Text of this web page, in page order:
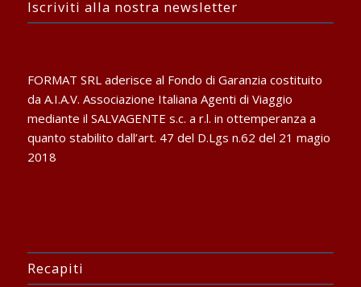
Iscriviti alla nostra newsletter
FORMAT SRL aderisce al Fondo di Garanzia costituito
da A.I.A.V. Associazione Italiana Agenti di Viaggio
mediante il SALVAGENTE s.c. a r.l. in ottemperanza a
quanto stabilito dall’art. 47 del D.Lgs n.62 del 21 magio
2018
Recapiti